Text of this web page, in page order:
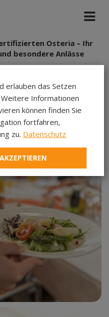
Osteria – Ihr
besondere Anlässe
ein besonderes Jubiläum
idealen Rahmen für
Wir gestalten Ihre
und erstellen
.
erlauben das Setzen
Informationen
können finden Sie
fortfahren,
zu. Datenschutz